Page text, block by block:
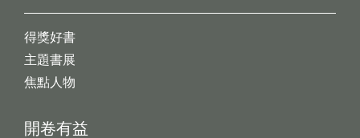
開卷有益
得獎好書
主題書展
焦點人物